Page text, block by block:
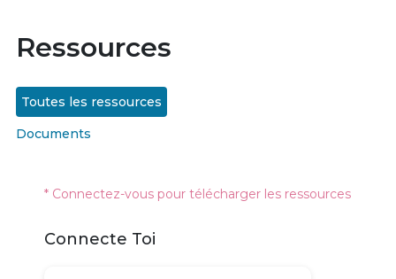
Ressources
Toutes les ressources
Documents
* Connectez-vous pour télécharger les ressources
Connecte Toi